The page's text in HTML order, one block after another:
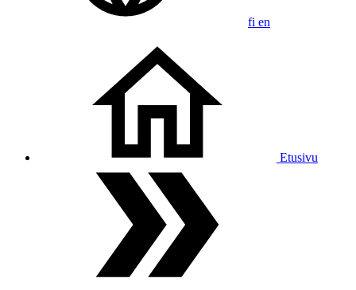
fi en
Etusivu